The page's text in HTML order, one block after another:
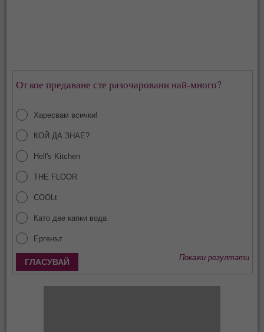
От кое предаване сте разочаровани най-много?
Харесвам всички!
КОЙ ДА ЗНАЕ?
Hell's Kitchen
THE FLOOR
COOLt
Като две капки вода
Ергенът
Покажи резултати